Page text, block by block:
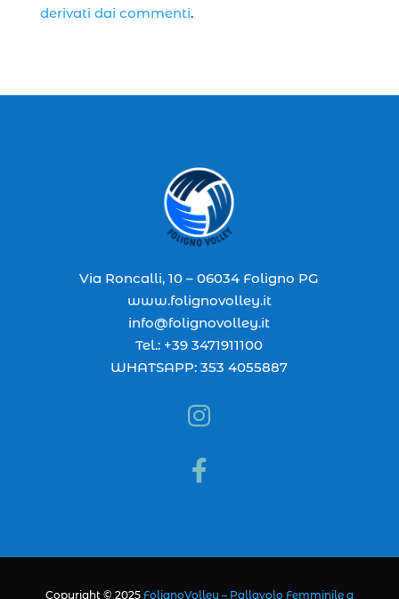
derivati dai commenti.
Via Roncalli, 10 – 06034 Foligno PG
www.folignovolley.it
info@folignovolley.it
Tel.: +39 3471911100
WHATSAPP: 353 4055887


Copyright © 2025 FolignoVolley – Pallavolo Femminile a